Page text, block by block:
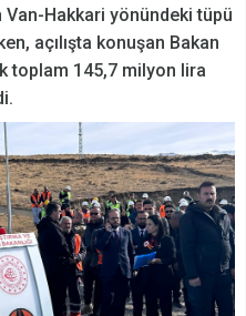
Hakkari yönündeki tüpü
açılışta konuşan Bakan
toplam 145,7 milyon lira